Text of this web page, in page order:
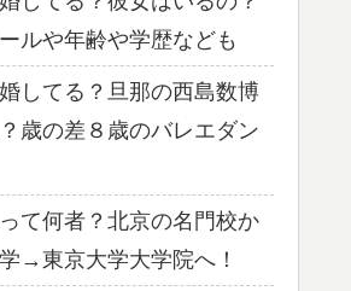
ルや年齢や学歴なども
してる？旦那の西島数博
歳の差８歳のバレエダン
て何者？北京の名門校か
→東京大学大学院へ！